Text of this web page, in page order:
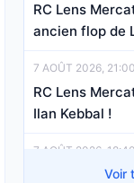
RC Lens
ancien flop de
7 AOÛT 2026, 21:00
RC Lens
Ilan Kebbal !
7 AOÛT 2026, 18:40
RC Lens, OM
Voir